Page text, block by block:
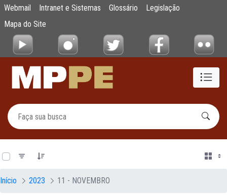
Pular para o Conteúdo principal
Documentos
Webmail Intranet e Sistemas Glossário
Legislação
Mapa do Site
Início 2023 11 - NOVEMBRO